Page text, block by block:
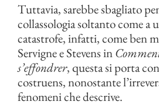
Tuttavia, sarebbe sbagliato
collassologia soltanto come a
catastrofe, infatti, come ben
Servigne e Stevens in
s’effondrer, questa si porta
costruens, nonostante
fenomeni che descrive.